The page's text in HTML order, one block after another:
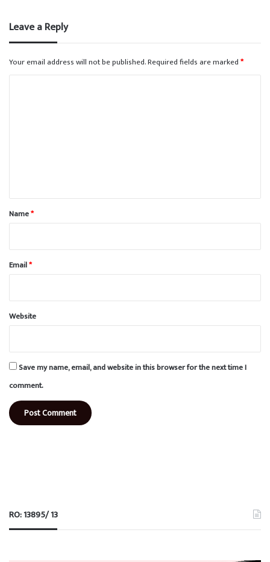
Leave a Reply
Your email address will not be published.Required fields are marked*
*
Name*
Email*
Website
Save my name, email, and website in this browser for the next time I
comment.
RO: 13895/ 13